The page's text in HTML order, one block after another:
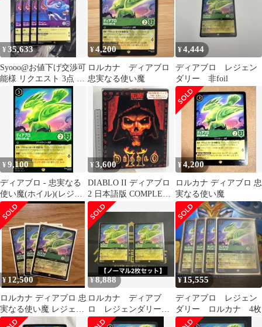
¥35,633
Syooo@お値下げ交渉可
能様 リクエスト 3点 ま
とめ商品
¥4,200
ロルカナ ディアブロ
忠実なる使い魔
¥4,444
ディアブロ レジェン
ダリー 非foil
¥9,100
ディアブロ - 忠実なる
使い魔(ホイル)(レジェ
ンダリー)(70/204)
¥3,600
DIABLO II ディアブロ
2 日本語版 COMPLETE
特別限定パック 本編の
み (拡張版ディスク欠)
カプコン 3枚組 PCソフ
¥4,200
ロルカナ ディアブロ 忠
実なる使い魔
¥ 12,500
ロルカナ ディアブロ 忠
実なる使い魔 レジェン
ダリー 通常 3枚
¥8,888
ロルカナ ディアブ
ロ レジェンダリー 2
枚セット
¥15,555
ディアブロ レジェン
ダリー ロルカナ 4枚